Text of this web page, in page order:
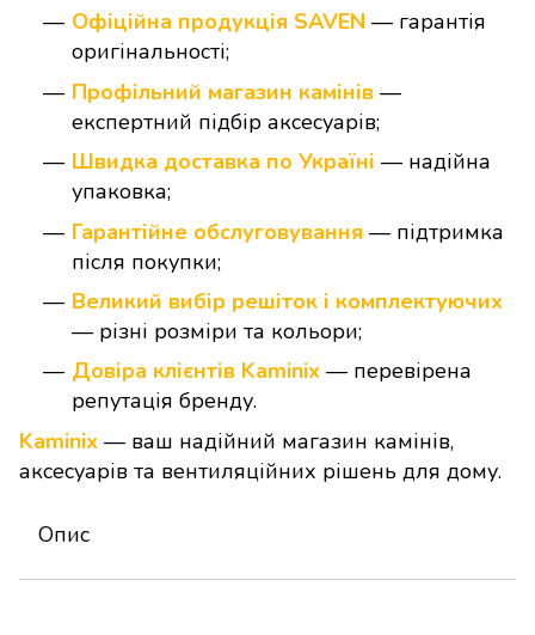
Офіційна продукція SAVEN — гарантія
оригінальності;
Профільний магазин камінів —
експертний підбір аксесуарів;
Швидка доставка по Україні — надійна
упаковка;
Гарантійне обслуговування — підтримка
після покупки;
Великий вибір решіток і комплектуючих
— різні розміри та кольори;
Довіра клієнтів Kaminix — перевірена
репутація бренду.
Kaminix — ваш надійний магазин камінів,
аксесуарів та вентиляційних рішень для дому.
Опис